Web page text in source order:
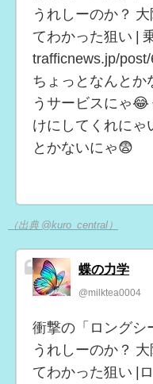
うれしーのか？
てわかった狙い |
trafficnews.jp/
ちょっとなんとか
うサービスにゃ
けにしてくれにゃ
とかないにゃ😨
（出典 @kuro_central）
蝶の力学
@milktea0004
衝撃の「ロングシ
うれしーのか？
てわかった狙い |